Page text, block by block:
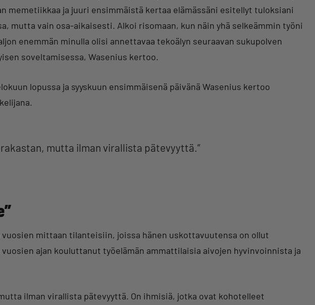
memetiikkaa ja juuri ensimmäistä kertaa elämässäni esitellyt tuloksiani
mutta vain osa-aikaisesti. Alkoi risomaan, kun näin yhä selkeämmin työni
enemmän minulla olisi annettavaa tekoälyn seuraavan sukupolven
soveltamisessa, Wasenius kertoo.
lopussa ja syyskuun ensimmäisenä päivänä Wasenius kertoo
mutta ilman virallista pätevyyttä.”
mittaan tilanteisiin, joissa hänen uskottavuutensa on ollut
ajan kouluttanut työelämän ammattilaisia aivojen hyvinvoinnista ja
ilman virallista pätevyyttä. On ihmisiä, jotka ovat kohotelleet